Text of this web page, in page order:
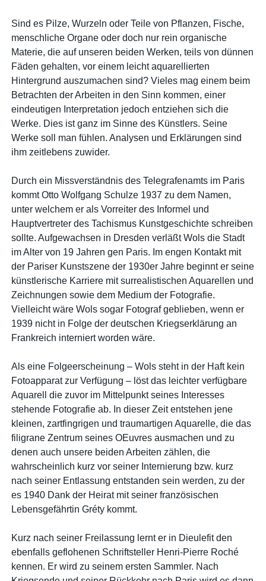
Sind es Pilze, Wurzeln oder Teile von Pflanzen, Fische,
menschliche Organe oder doch nur rein organische
Materie, die auf unseren beiden Werken, teils von dünnen
Fäden gehalten, vor einem leicht aquarellierten
Hintergrund auszumachen sind? Vieles mag einem beim
Betrachten der Arbeiten in den Sinn kommen, einer
eindeutigen Interpretation jedoch entziehen sich die
Werke. Dies ist ganz im Sinne des Künstlers. Seine
Werke soll man fühlen. Analysen und Erklärungen sind
ihm zeitlebens zuwider.
Durch ein Missverständnis des Telegrafenamts im Paris
kommt Otto Wolfgang Schulze 1937 zu dem Namen,
unter welchem er als Vorreiter des Informel und
Hauptvertreter des Tachismus Kunstgeschichte schreiben
sollte. Aufgewachsen in Dresden verläßt Wols die Stadt
im Alter von 19 Jahren gen Paris. Im engen Kontakt mit
der Pariser Kunstszene der 1930er Jahre beginnt er seine
künstlerische Karriere mit surrealistischen Aquarellen und
Zeichnungen sowie dem Medium der Fotografie.
Vielleicht wäre Wols sogar Fotograf geblieben, wenn er
1939 nicht in Folge der deutschen Kriegserklärung an
Frankreich interniert worden wäre.
Als eine Folgeerscheinung – Wols steht in der Haft kein
Fotoapparat zur Verfügung – löst das leichter verfügbare
Aquarell die zuvor im Mittelpunkt seines Interesses
stehende Fotografie ab. In dieser Zeit entstehen jene
kleinen, zartfingrigen und traumartigen Aquarelle, die das
filigrane Zentrum seines OEuvres ausmachen und zu
denen auch unsere beiden Arbeiten zählen, die
wahrscheinlich kurz vor seiner Internierung bzw. kurz
nach seiner Entlassung entstanden sein werden, zu der
es 1940 Dank der Heirat mit seiner französischen
Lebensgefährtin Gréty kommt.
Kurz nach seiner Freilassung lernt er in Dieulefit den
ebenfalls geflohenen Schriftsteller Henri-Pierre Roché
kennen. Er wird zu seinem ersten Sammler. Nach